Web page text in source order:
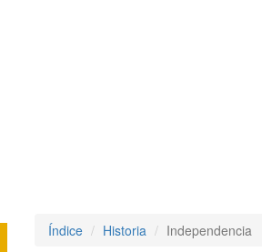
Índice Historia Independencia